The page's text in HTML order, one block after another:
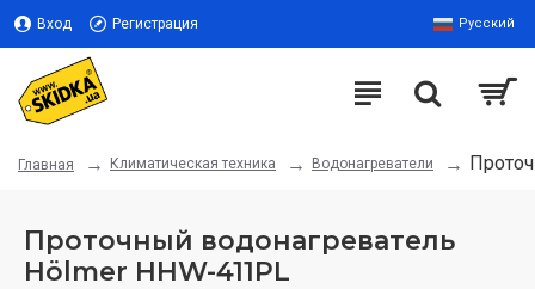
Вход Регистрация Русский
Главная Климатическая техника Водонагреватели
Проточный водонагреватель
Hölmer HHW-411PL